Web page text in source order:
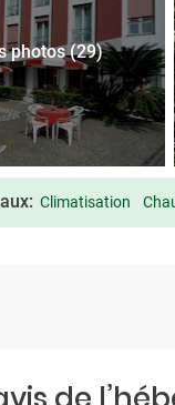
photos (29)
Climatisation